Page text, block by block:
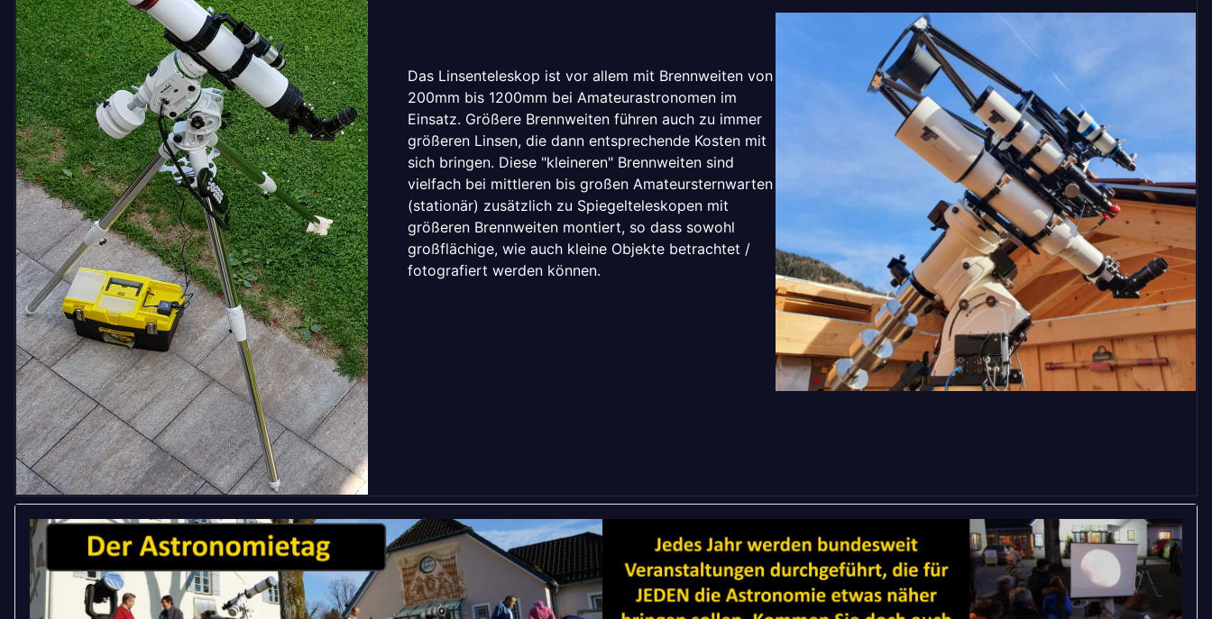
Das Linsenteleskop ist vor allem mit Brennweiten von
200mm bis 1200mm bei Amateurastronomen im
Einsatz. Größere Brennweiten führen auch zu immer
größeren Linsen, die dann entsprechende Kosten mit
sich bringen. Diese "kleineren" Brennweiten sind
vielfach bei mittleren bis großen Amateursternwarten
(stationär) zusätzlich zu Spiegelteleskopen mit
größeren Brennweiten montiert, so dass sowohl
großflächige, wie auch kleine Objekte betrachtet /
fotografiert werden können.